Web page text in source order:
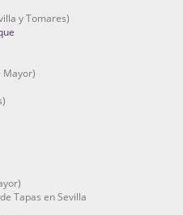
y Tomares)
Mayor)
Tapas en Sevilla